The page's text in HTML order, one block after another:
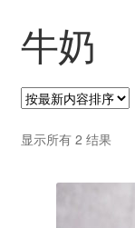
艾尔
拉格
修道院啤酒
美式啤酒
牛奶
显示所有 2 结果按
新